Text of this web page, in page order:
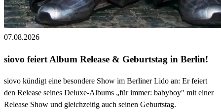
07.08.2026
siovo feiert Album Release & Geburtstag in Berlin!
siovo kündigt eine besondere Show im Berliner Lido an: Er feiert
den Release seines Deluxe-Albums „für immer: babyboy" mit einer
Release Show und gleichzeitig auch seinen Geburtstag.